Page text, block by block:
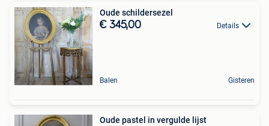
Oude schildersezel
€ 345,00 Details
Balen Gisteren
Oude pastel in vergulde lijst